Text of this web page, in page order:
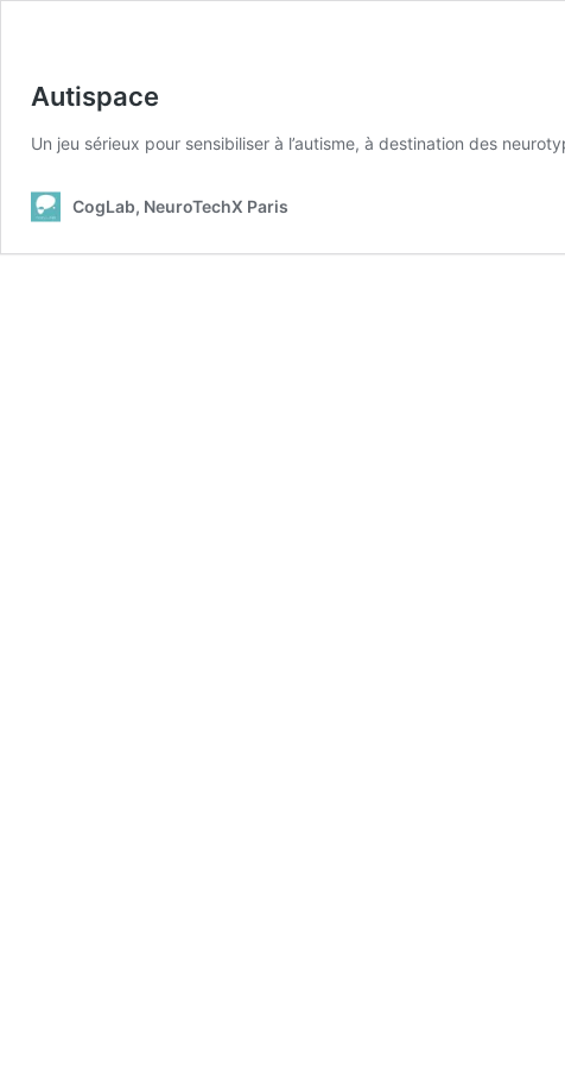
Autispace
Un jeu sérieux pour sensibiliser à l’autisme, à destination des
CogLab, NeuroTechX Paris